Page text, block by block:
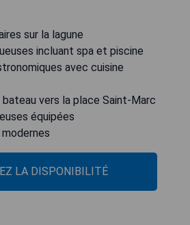
sur la lagune
incluant spa et piscine
avec cuisine
vers la place Saint-Marc
équipées
LA DISPONIBILITÉ